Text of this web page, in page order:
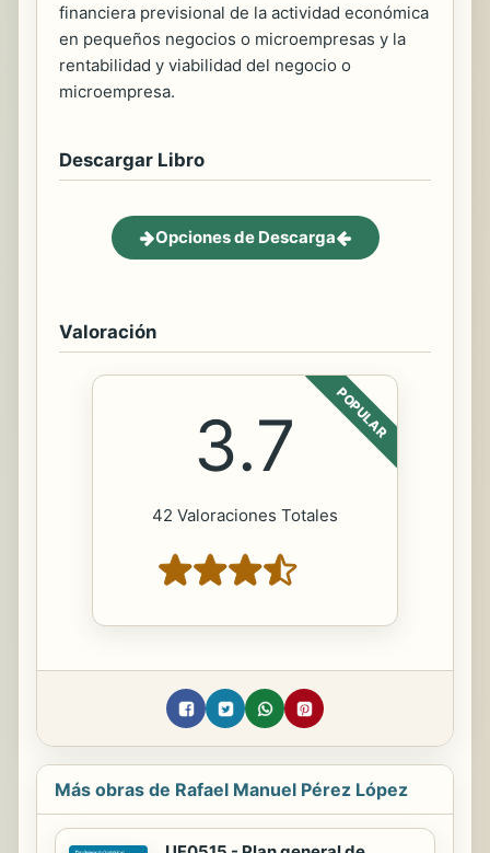
financiera previsional de la actividad económica
en pequeños negocios o microempresas y la
rentabilidad y viabilidad del negocio o
microempresa.
Descargar Libro
Opciones de Descarga
Valoración
POPULAR
3.7
42 Valoraciones Totales
Más obras de Rafael Manuel Pérez López